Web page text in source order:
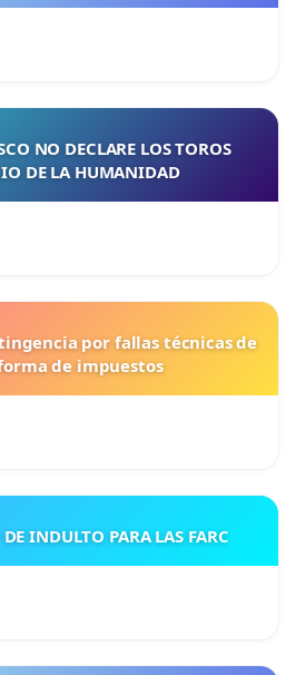
NO DECLARE LOS TOROS
DE LA HUMANIDAD
por fallas técnicas de
de impuestos
INDULTO PARA LAS FARC